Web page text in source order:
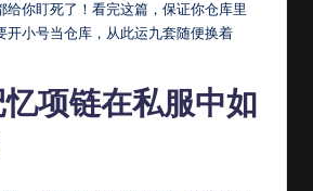
给你盯死了！看完这篇，保证你仓库里
开小号当仓库，从此运九套随便换着
项链在私服中如